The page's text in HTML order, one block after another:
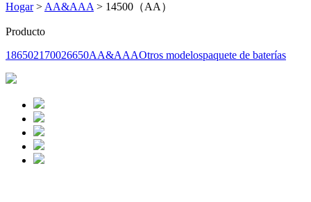
Hogar > AA&AAA > 14500（AA）
Producto
186502170026650AA&AAAOtros modelospaquete de baterías